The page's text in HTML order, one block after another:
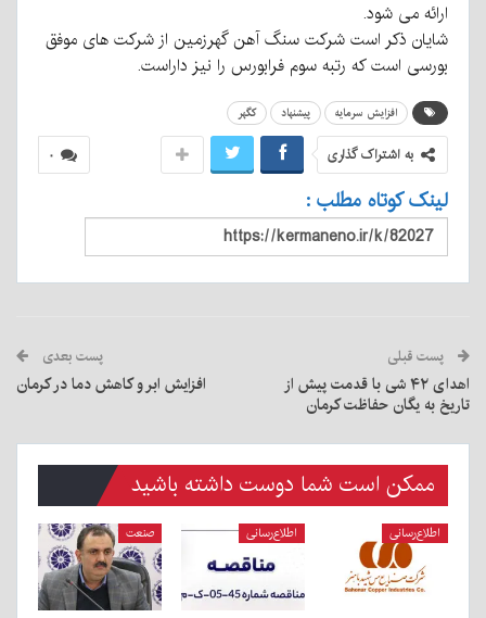
ارائه می شود.
شایان ذکر است شرکت سنگ آهن گهرزمین از شرکت های موفق
بورسی است که رتبه سوم فرابورس را نیز داراست.
افزایش سرمایه پیشنهاد کگهر
۰ به اشتراک گذاری
لینک کوتاه مطلب :
پست قبلی
اهدای ۴۲ شی با قدمت پیش از
تاریخ به یگان حفاظت کرمان
پست بعدی
افزایش ابر و کاهش دما در کرمان
ممکن است شما دوست داشته باشید
اطلاع‌رسانی اطلاع‌رسانی صنعت